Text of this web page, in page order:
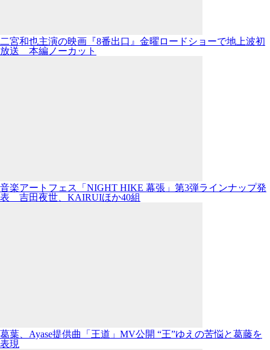
二宮和也主演の映画『8番出口』金曜ロードショーで地上波初
放送 本編ノーカット
音楽アートフェス「NIGHT HIKE 幕張」第3弾ラインナップ発
表 吉田夜世、KAIRUIほか40組
葛葉、Ayase提供曲「王道」MV公開 “王”ゆえの苦悩と葛藤を
表現